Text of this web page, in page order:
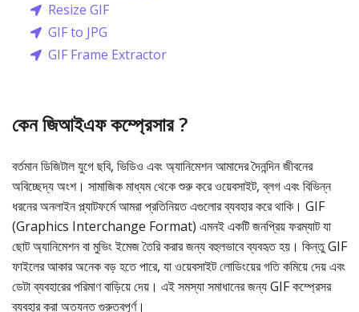
Resize GIF
GIF to JPG
GIF Frame Extractor
কেন জিআইএফ কম্প্রেসার ?
বর্তমান ডিজিটাল যুগে ছবি, ভিডিও এবং অ্যানিমেশন আমাদের দৈনন্দিন জীবনের
অবিচ্ছেদ্য অংশ। সামাজিক মাধ্যম থেকে শুরু করে ওয়েবসাইট, ব্লগ এবং বিভিন্ন
ধরনের অনলাইন প্ল্যাটফর্মে আমরা প্রতিনিয়ত এগুলোর ব্যবহার করে থাকি। GIF
(Graphics Interchange Format) এমনই একটি জনপ্রিয় ফরম্যাট যা
ছোট অ্যানিমেশন বা মুভিং ইমেজ তৈরি করার জন্য বহুলভাবে ব্যবহৃত হয়। কিন্তু GIF
ফাইলের আকার অনেক বড় হতে পারে, যা ওয়েবসাইট লোডিংয়ের গতি কমিয়ে দেয় এবং
ডেটা ব্যবহারের পরিমাণ বাড়িয়ে দেয়। এই সমস্যা সমাধানের জন্য GIF কম্প্রেসর
ব্যবহার করা অত্যন্ত গুরুত্বপূর্ণ।